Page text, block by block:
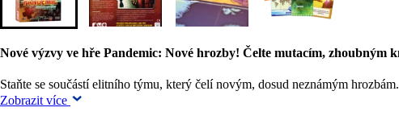
Nové výzvy ve hře Pandemic: Nové hrozby! Čelte mutacím,
Staňte se součástí elitního týmu, který čelí novým, dosud neznámým
Zobrazit více